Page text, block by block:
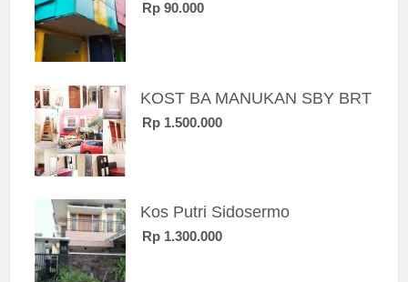
Rp 90.000
KOST BA MANUKAN SBY BRT
Rp 1.500.000
Kos Putri Sidosermo
Rp 1.300.000